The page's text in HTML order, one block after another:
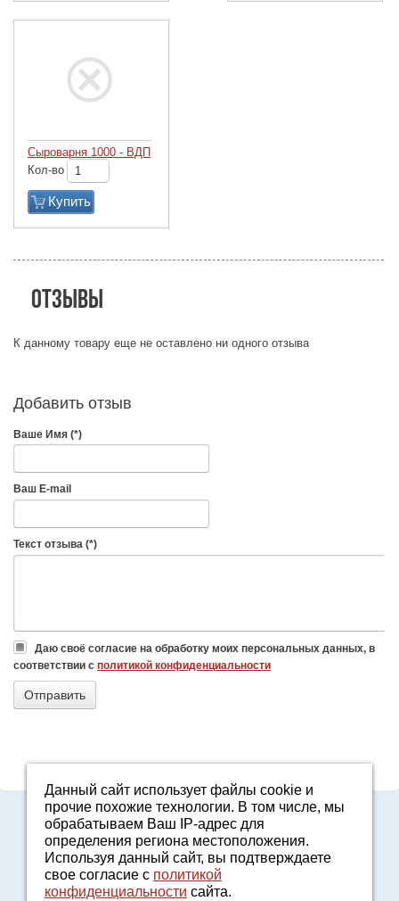
Сыроварня 1000 - ВДП
Кол-во
Купить
Отзывы
К данному товару еще не оставлено ни одного отзыва
Добавить отзыв
Ваше Имя (*)
Ваш E-mail
Текст отзыва (*)
Даю своё согласие на обработку моих персональных данных, в
соответствии с политикой конфиденциальности
8-800-7000-371
2161601@agro96.ru
Политика конфиденциальности
8-800-7000-371
Данный сайт использует файлы cookie и
прочие похожие технологии. В том числе, мы
обрабатываем Ваш IP-адрес для
определения региона местоположения.
Используя данный сайт, вы подтверждаете
свое согласие с политикой
конфиденциальности сайта.